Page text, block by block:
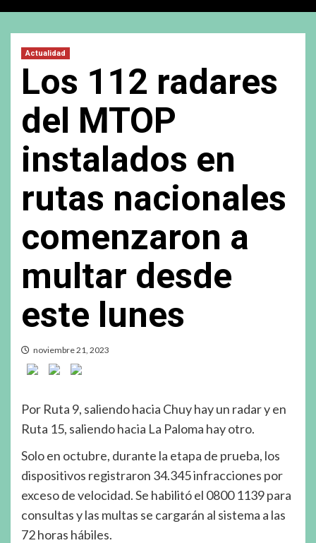
Actualidad
Los 112 radares
del MTOP
instalados en
rutas nacionales
comenzaron a
multar desde
este lunes
noviembre 21, 2023
Por Ruta 9, saliendo hacia Chuy hay un radar y en
Ruta 15, saliendo hacia La Paloma hay otro.
Solo en octubre, durante la etapa de prueba, los
dispositivos registraron 34.345 infracciones por
exceso de velocidad. Se habilitó el 0800 1139 para
consultas y las multas se cargarán al sistema a las
72 horas hábiles.